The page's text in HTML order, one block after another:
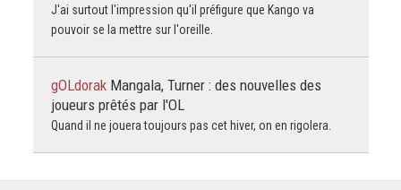
J'ai surtout l'impression qu'il préfigure que Kango va
pouvoir se la mettre sur l'oreille.
gOLdorak Mangala, Turner : des nouvelles des
joueurs prêtés par l'OL
Quand il ne jouera toujours pas cet hiver, on en rigolera.